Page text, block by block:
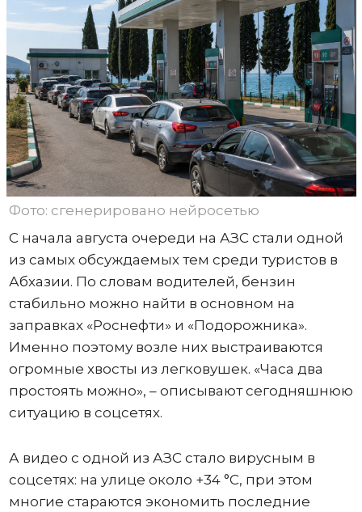
Фото: сгенерировано нейросетью
С начала августа очереди на АЗС стали одной
из самых обсуждаемых тем среди туристов в
Абхазии. По словам водителей, бензин
стабильно можно найти в основном на
заправках «Роснефти» и «Подорожника».
Именно поэтому возле них выстраиваются
огромные хвосты из легковушек. «Часа два
простоять можно», – описывают сегодняшнюю
ситуацию в соцсетях.
А видео с одной из АЗС стало вирусным в
соцсетях: на улице около +34 °C, при этом
многие стараются экономить последние